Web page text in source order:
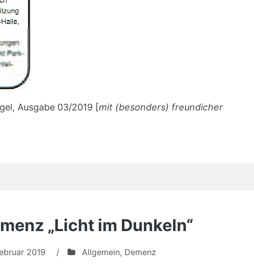
Ausgabe 03/2019 [mit (besonders) freundicher
„Licht im Dunkeln“
2019 / Allgemein, Demenz